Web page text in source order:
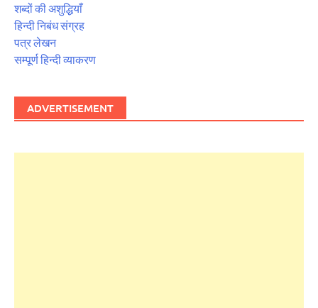
शब्दों की अशुद्धियाँ
हिन्दी निबंध संग्रह
पत्र लेखन
सम्पूर्ण हिन्दी व्याकरण
ADVERTISEMENT